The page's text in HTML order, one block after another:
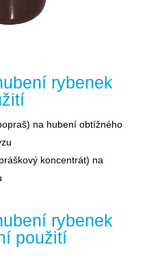
rybenek
na hubení obtížného
koncentrát) na
rybenek
použití